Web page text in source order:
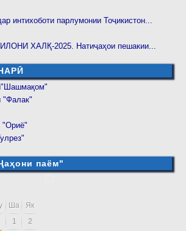
интихоботи парлумонии Тоҷикистон...
ХАЛҚ-2025. Натиҷаҳои пешакии...
"Фалак"
"Ориё"
паём"
Ша
Як
1
2